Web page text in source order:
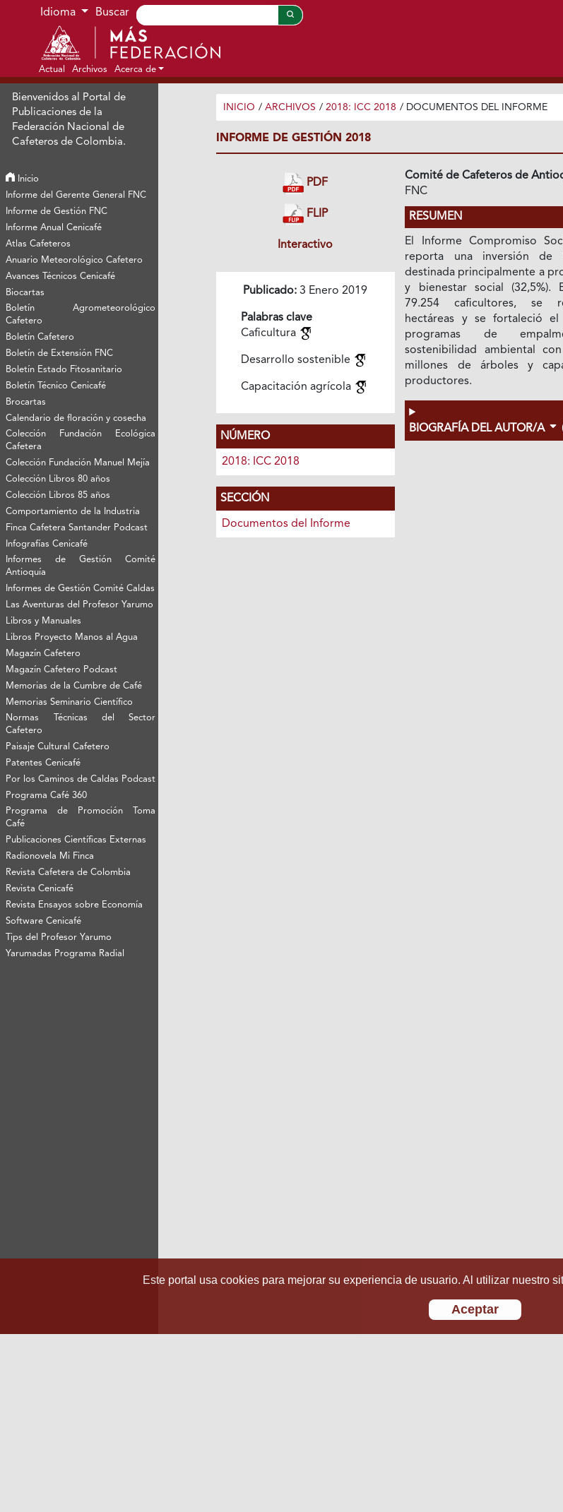
Ir al menú de navegación principal
Ir al contenido principal
Ir al pie de página del sitio
Idioma Buscar
Actual Archivos Acerca de
Bienvenidos al Portal de
Publicaciones de la
Federación Nacional de
Cafeteros de Colombia.
Inicio
Informe del Gerente General FNC
Informe de Gestión FNC
Informe Anual Cenicafé
Atlas Cafeteros
Anuario Meteorológico Cafetero
Avances Técnicos Cenicafé
Biocartas
Boletín Agrometeorológico
Cafetero
Boletín Cafetero
Boletín de Extensión FNC
Boletín Estado Fitosanitario
Boletín Técnico Cenicafé
Brocartas
Calendario de floración y cosecha
Colección Fundación Ecológica
Cafetera
Colección Fundación Manuel Mejía
Colección Libros 80 años
Colección Libros 85 años
Comportamiento de la Industria
Finca Cafetera Santander Podcast
Infografías Cenicafé
Informes de Gestión Comité
Antioquía
Informes de Gestión Comité Caldas
Las Aventuras del Profesor Yarumo
Libros y Manuales
Libros Proyecto Manos al Agua
Magazín Cafetero
Magazín Cafetero Podcast
Memorias de la Cumbre de Café
Memorias Seminario Científico
Normas Técnicas del Sector
Cafetero
Paisaje Cultural Cafetero
Patentes Cenicafé
Por los Caminos de Caldas Podcast
Programa Café 360
Programa de Promoción Toma
Café
Publicaciones Científicas Externas
Radionovela Mi Finca
Revista Cafetera de Colombia
Revista Cenicafé
Revista Ensayos sobre Economía
Software Cenicafé
Tips del Profesor Yarumo
Yarumadas Programa Radial
INICIO / ARCHIVOS / 2018: ICC 2018 / DOCUMENTOS DEL INFORME
INFORME DE GESTIÓN 2018
PDF
FLIP
Interactivo
Publicado: 3 Enero 2019
Palabras clave
Caficultura
Desarrollo sostenible
Capacitación agrícola
NÚMERO
2018: ICC 2018
SECCIÓN
Documentos del Informe
Comité de Cafeteros de
FNC
RESUMEN
El Informe Compromiso
reporta una inversión de
destinada principalmente a
y bienestar social (32,5%).
79.254 caficultores, se
hectáreas y se fortaleció
programas de
sostenibilidad ambiental
millones de árboles y
productores.
BIOGRAFÍA DEL AUTOR/A
Este portal usa cookies para mejorar su experiencia de usuario. Al utilizar nuestro
Aceptar